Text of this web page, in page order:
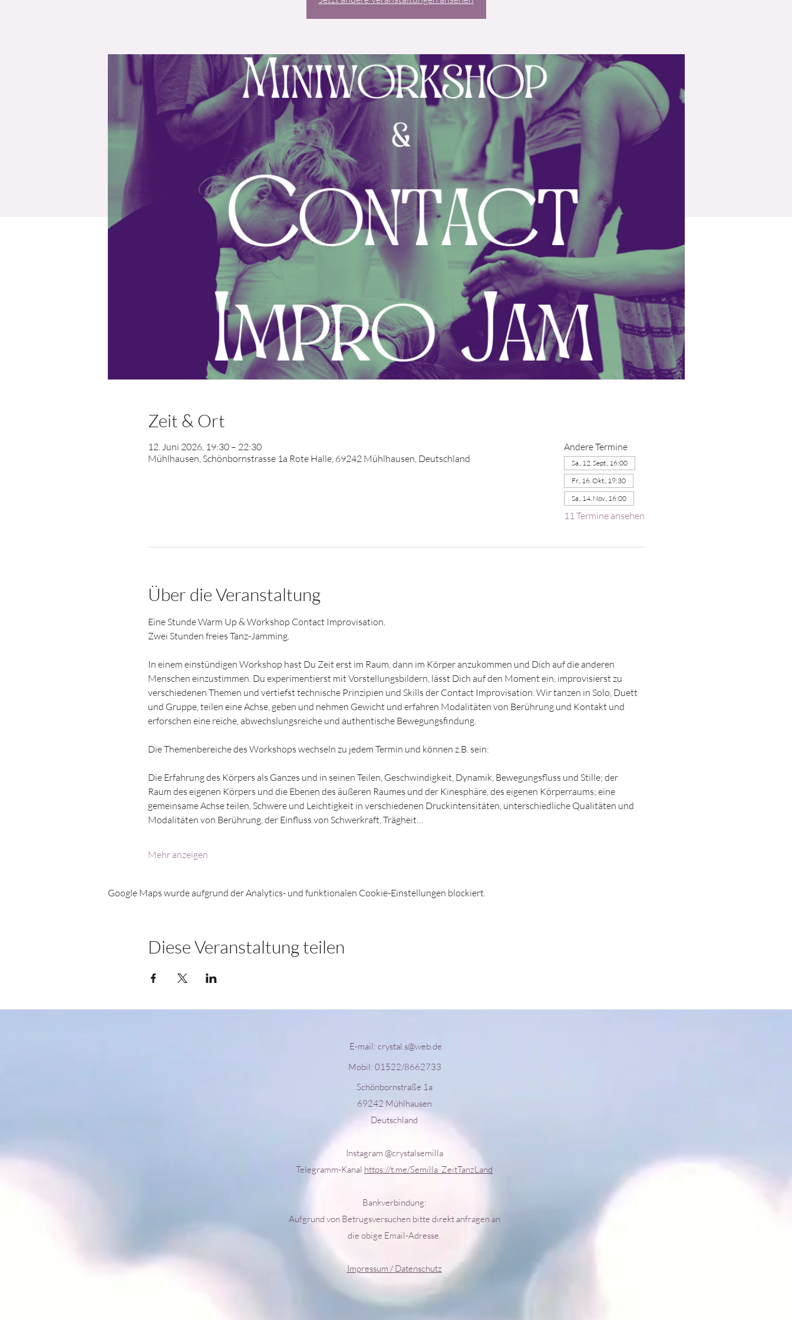
Zeit & Ort
12. Juni 2026, 19:30 – 22:30
Mühlhausen, Schönbornstrasse 1a Rote Halle, 69242 Mühlhausen, Deutschland
Andere Termine
Sa., 12. Sept., 16:00
Fr., 16. Okt., 19:30
Sa., 14. Nov., 16:00
11 Termine ansehen
Über die Veranstaltung
Eine Stunde Warm Up & Workshop Contact Improvisation.
Zwei Stunden freies Tanz-Jamming.
In einem einstündigen Workshop hast Du Zeit erst im Raum, dann im Körper anzukommen und Dich auf die anderen
Menschen einzustimmen. Du experimentierst mit Vorstellungsbildern, lässt Dich auf den Moment ein, improvisierst zu
verschiedenen Themen und vertiefst technische Prinzipien und Skills der Contact Improvisation. Wir tanzen in Solo, Duett
und Gruppe, teilen eine Achse, geben und nehmen Gewicht und erfahren Modalitäten von Berührung und Kontakt und
erforschen eine reiche, abwechslungsreiche und authentische Bewegungsfindung.
Die Themenbereiche des Workshops wechseln zu jedem Termin und können z.B. sein:
Die Erfahrung des Körpers als Ganzes und in seinen Teilen, Geschwindigkeit, Dynamik, Bewegungsfluss und Stille; der
Raum des eigenen Körpers und die Ebenen des äußeren Raumes und der Kinesphäre, des eigenen Körperraums; eine
gemeinsame Achse teilen, Schwere und Leichtigkeit in verschiedenen Druckintensitäten, unterschiedliche Qualitäten und
Modalitäten von Berührung, der Einfluss von Schwerkraft, Trägheit…
Mehr anzeigen
Google Maps wurde aufgrund der Analytics- und funktionalen Cookie-Einstellungen blockiert.
Diese Veranstaltung teilen
E-mail: crystal.s@web.de
Mobil: 01522/8662733
Schönbornstraße 1a
69242 Mühlhausen
Deutschland
Instagram @crystalsemilla
Telegramm-Kanal https://t.me/Semilla_ZeitTanzLand
Bankverbindung:
Aufgrund von Betrugsversuchen bitte direkt anfragen an
die obige Email-Adresse.
Impressum / Datenschutz